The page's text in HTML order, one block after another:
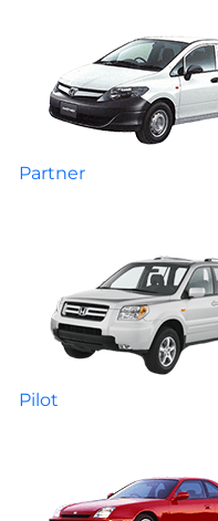
Partner
Pilot